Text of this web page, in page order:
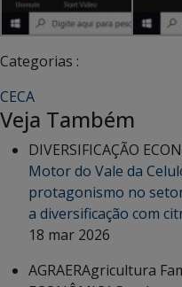
Categorias :
CECA
Veja Também
DIVERSIFICAÇÃO
Motor do Vale da
protagonismo no
a diversificação com
18 mar 2026
AGRAERAgricultura